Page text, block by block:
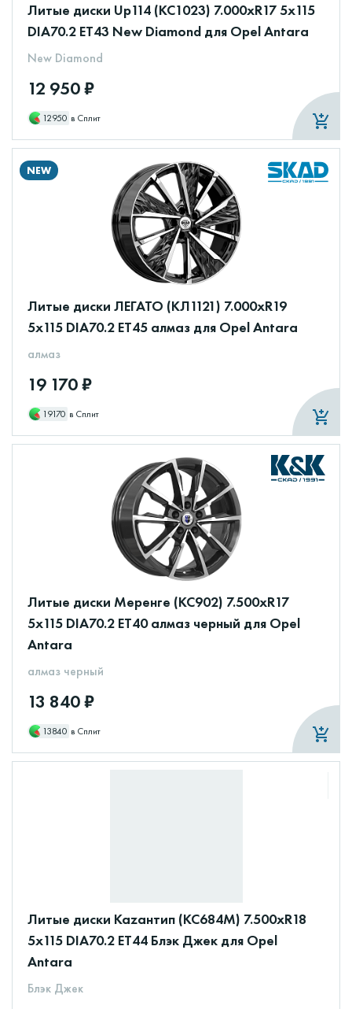
Литые диски Up114 (КС1023) 7.000xR17 5x115
DIA70.2 ET43 New Diamond для Opel Antara
New Diamond
12 950 ₽
12950 в Сплит
NEW
Литые диски ЛЕГАТО (КЛ1121) 7.000xR19
5x115 DIA70.2 ET45 алмаз для Opel Antara
алмаз
19 170 ₽
19170 в Сплит
Литые диски Меренге (КС902) 7.500xR17
5x115 DIA70.2 ET40 алмаз черный для Opel
Antara
алмаз черный
13 840 ₽
13840 в Сплит
Литые диски Каzантип (КС684М) 7.500xR18
5x115 DIA70.2 ET44 Блэк Джек для Opel
Antara
Блэк Джек